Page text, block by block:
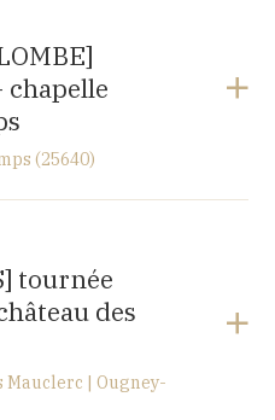
(25640)
tournée
des
Mauclerc | Ougney-